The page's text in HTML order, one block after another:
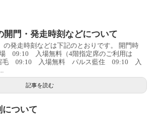
開門・発走時刻などについて
の発走時刻などは下記のとおりです。 開門時
09:10 入場無料（4階指定席のご利用は
毛 09:10 入場無料 パルス藍住 09:10 入
記事を読む
について